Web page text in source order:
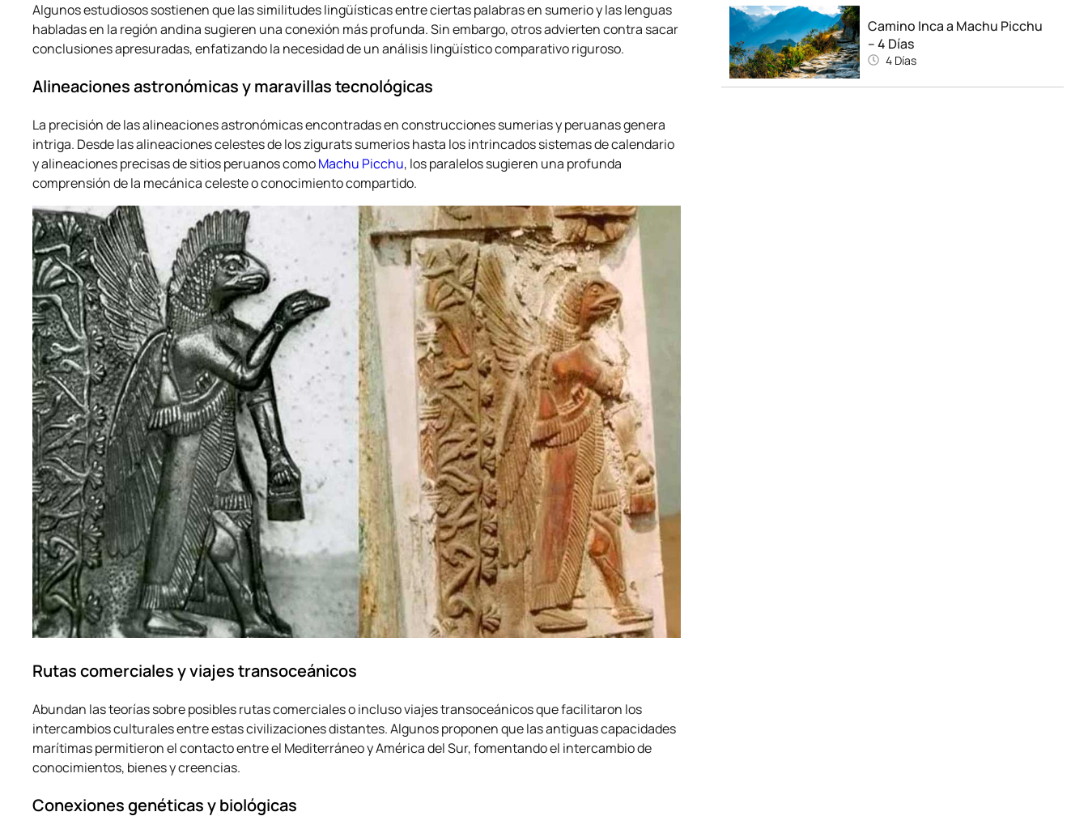
Algunos estudiosos sostienen que las similitudes lingüísticas entre ciertas palabras en sumerio y las lenguas
habladas en la región andina sugieren una conexión más profunda. Sin embargo, otros advierten contra sacar
conclusiones apresuradas, enfatizando la necesidad de un análisis lingüístico comparativo riguroso.
Alineaciones astronómicas y maravillas tecnológicas
La precisión de las alineaciones astronómicas encontradas en construcciones sumerias y peruanas genera
intriga. Desde las alineaciones celestes de los zigurats sumerios hasta los intrincados sistemas de calendario
y alineaciones precisas de sitios peruanos comoMachu Picchu, los paralelos sugieren una profunda
comprensión de la mecánica celeste o conocimiento compartido.
Rutas comerciales y viajes transoceánicos
Abundan las teorías sobre posibles rutas comerciales o incluso viajes transoceánicos que facilitaron los
intercambios culturales entre estas civilizaciones distantes. Algunos proponen que las antiguas capacidades
marítimas permitieron el contacto entre el Mediterráneo y América del Sur, fomentando el intercambio de
conocimientos, bienes y creencias.
Conexiones genéticas y biológicas
Camino Inca a Machu Picchu
– 4 Días
4 Días